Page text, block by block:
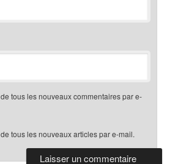
tous les nouveaux commentaires par e-
tous les nouveaux articles par e-mail.